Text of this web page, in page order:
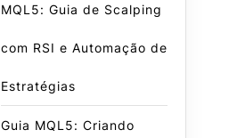
MQL5: Guia de Scalping
com RSI e Automação de
Estratégias
Guia MQL5: Criando